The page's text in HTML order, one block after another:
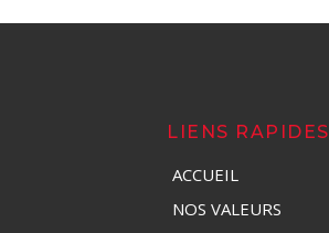
LIENS RAPIDES
ACCUEIL
NOS VALEURS